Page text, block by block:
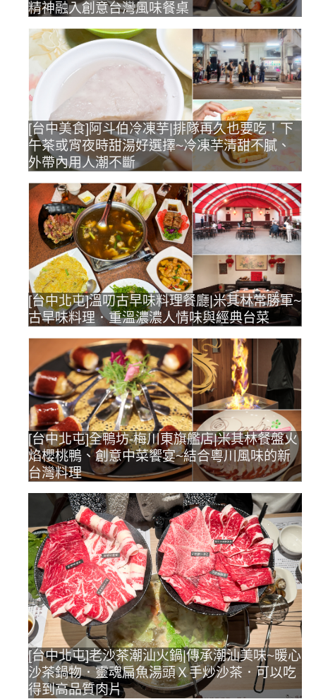
精神融入創意台灣風味餐桌
[台中美食]阿斗伯冷凍芋|排隊再久也要吃！下
午茶或宵夜時甜湯好選擇~冷凍芋清甜不膩、
外帶內用人潮不斷
[台中北屯]溫叨古早味料理餐廳|米其林常勝軍~
古早味料理．重溫濃濃人情味與經典台菜
[台中北屯]全鴨坊-梅川東旗艦店|米其林餐盤火
焰櫻桃鴨、創意中菜饗宴~結合粵川風味的新
台灣料理
[台中北屯]老沙茶潮汕火鍋|傳承潮汕美味~暖心
沙茶鍋物．靈魂扁魚湯頭Ｘ手炒沙茶．可以吃
得到高品質肉片